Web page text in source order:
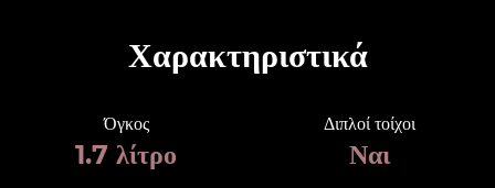
Χαρακτηριστικά
Όγκος
1.7 λίτρο
Διπλοί τοίχοι
Ναι